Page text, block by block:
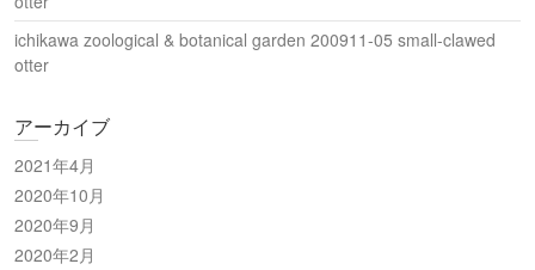
ichikawa zoological & botanical garden 200911-05 small-clawed
otter
アーカイブ
2021年4月
2020年10月
2020年9月
2020年2月